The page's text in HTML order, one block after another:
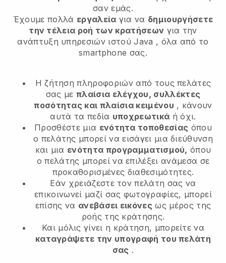
σαν εμάς.
Έχουμε πολλά εργαλεία για να δημιουργήσετε
την τέλεια ροή των κρατήσεων για την
ανάπτυξη υπηρεσιών ιστού Java , όλα από το
smartphone σας.
Η ζήτηση πληροφοριών από τους πελάτες
σας με πλαίσια ελέγχου, συλλέκτες
ποσότητας και πλαίσια κειμένου , κάνουν
αυτά τα πεδία υποχρεωτικά ή όχι.
Προσθέστε μια ενότητα τοποθεσίας όπου
ο πελάτης μπορεί να εισάγει μια διεύθυνση
και μια ενότητα προγραμματισμού, όπου
ο πελάτης μπορεί να επιλέξει ανάμεσα σε
προκαθορισμένες διαθεσιμότητες.
Εάν χρειάζεστε τον πελάτη σας να
επικοινωνεί μαζί σας φωτογραφίες, μπορεί
επίσης να ανεβάσει εικόνες ως μέρος της
ροής της κράτησης.
Και μόλις γίνει η κράτηση, μπορείτε να
καταγράψετε την υπογραφή του πελάτη
σας .